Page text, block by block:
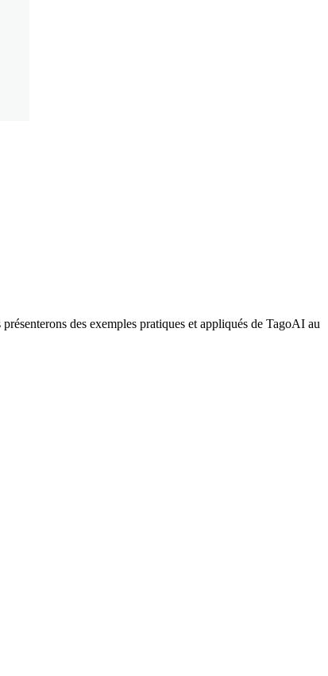
des exemples pratiques et appliqués de TagoAI au